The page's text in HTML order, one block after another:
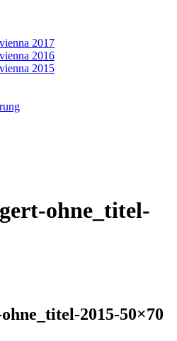
2017
2016
2015
ohne_titel-
2015-50×70